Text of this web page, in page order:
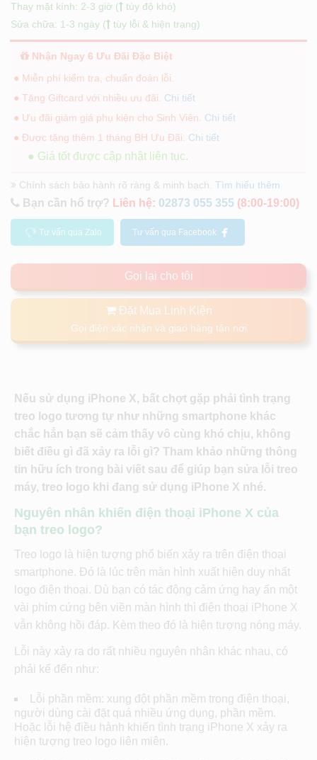
Thay mặt kính: 2-3 giờ (
tùy độ khó)
Sửa chữa: 1-3 ngày (
tùy lỗi & hiện trạng)
Nhận Ngay 6 Ưu Đãi Đặc Biệt
● Miễn phí kiểm tra, chuẩn đoán lỗi.
● Tặng Giftcard với nhiều ưu đãi. Chi tiết
● Ưu đãi giảm giá phụ kiện cho Sinh Viên. Chi tiết
● Được tặng thêm 1 tháng BH Ưu Đãi. Chi tiết
● Giá tốt được cập nhật liên tục.
Chính sách bảo hành rõ ràng & minh bạch. Tìm hiểu thêm
Bạn cần hổ trợ? Liên hệ: 02873 055 355 (8:00-19:00)
Tư vấn qua Zalo Tư vấn qua Facebook
Gọi lại cho tôi
Đặt Mua Linh Kiện
Gọi điện xác nhận và giao hàng tận nơi
Nếu sử dụng iPhone X, bất chợt gặp phải tình trạng
treo logo tương tự như những smartphone khác
chắc hẳn bạn sẽ cảm thấy vô cùng khó chịu, không
biết điều gì đã xảy ra lỗi gì? Tham khảo những thông
tin hữu ích trong bài viết sau để giúp bạn sửa lỗi treo
máy, treo logo khi đang sử dụng iPhone X nhé.
Nguyên nhân khiến điện thoại iPhone X của
bạn treo logo?
Treo logo là hiện tượng phổ biến xảy ra trên điện thoại
smartphone. Đó là lúc trên màn hình xuất hiện duy nhất
logo điện thoại. Dù bạn có tác động cảm ứng hay ấn một
vài phím cứng bên viền màn hình thì điện thoại iPhone X
vẫn không hồi đáp. Kèm theo đó là hiện tượng nóng máy.
Lỗi này xảy ra do rất nhiều nguyên nhân khác nhau, có
phải kể đến như:
Lỗi phần mềm: xung đột phần mềm trong điện thoại,
người dùng cài đặt quá nhiều ứng dụng, phần mềm.
Hoặc lỗi hệ điều hành khiến tình trạng iPhone X xảy ra
hiện tượng treo logo liên miên.